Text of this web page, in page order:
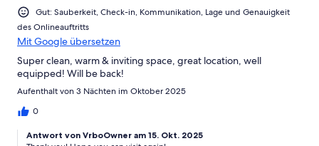
Gut: Sauberkeit, Check-in, Kommunikation, Lage und Genauigkeit
des Onlineauftritts
Mit Google übersetzen
Super clean, warm & inviting space, great location, well
equipped! Will be back!
Aufenthalt von 3 Nächten im Oktober 2025
0
Antwort von VrboOwner am 15. Okt. 2025